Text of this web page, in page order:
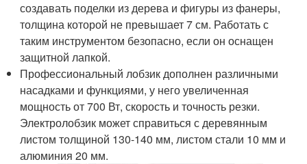
создавать поделки из дерева и фигуры из фанеры,
толщина которой не превышает 7 см. Работать с
таким инструментом безопасно, если он оснащен
защитной лапкой.
Профессиональный лобзик дополнен различными
насадками и функциями, у него увеличенная
мощность от 700 Вт, скорость и точность резки.
Электролобзик может справиться с деревянным
листом толщиной 130-140 мм, листом стали 10 мм и
алюминия 20 мм.